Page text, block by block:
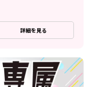
詳細を見る